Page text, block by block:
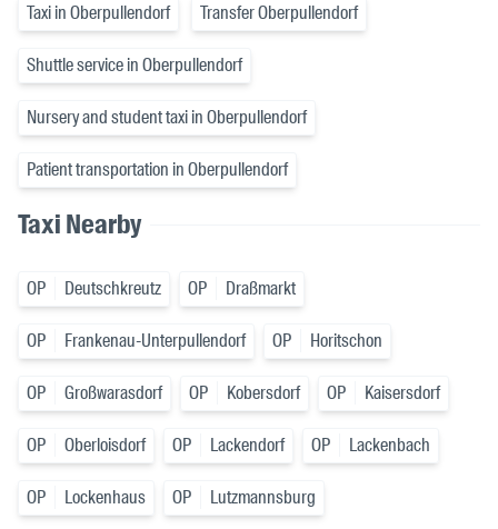
Taxi in Oberpullendorf Transfer Oberpullendorf
Shuttle service in Oberpullendorf
Nursery and student taxi in Oberpullendorf
Patient transportation in Oberpullendorf
Taxi Nearby
OP Deutschkreutz OP Draßmarkt
OP Frankenau-Unterpullendorf OP Horitschon
OP Großwarasdorf OP Kobersdorf OP Kaisersdorf
OP Oberloisdorf OP Lackendorf OP Lackenbach
OP Lockenhaus OP Lutzmannsburg